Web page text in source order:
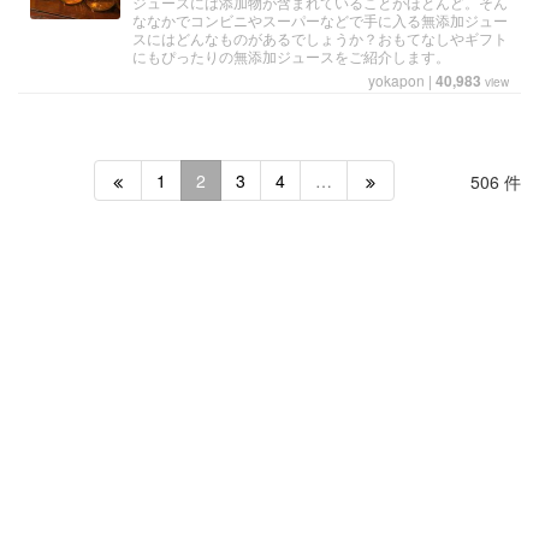
ななかでコンビニやスーパーなどで手に入る無添加ジュー
スにはどんなものがあるでしょうか？おもてなしやギフト
にもぴったりの無添加ジュースをご紹介します。
yokapon | 40,983 view
506 件
1 2 3 4 …